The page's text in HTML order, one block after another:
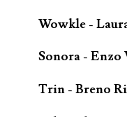
Wowkle -
Sonora - Enzo
Trin - Breno